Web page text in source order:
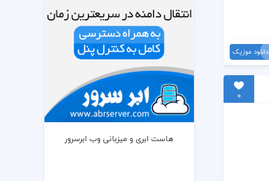
دانلود موزیک
0
هاست ابری و میزبانی وب ابرسرور